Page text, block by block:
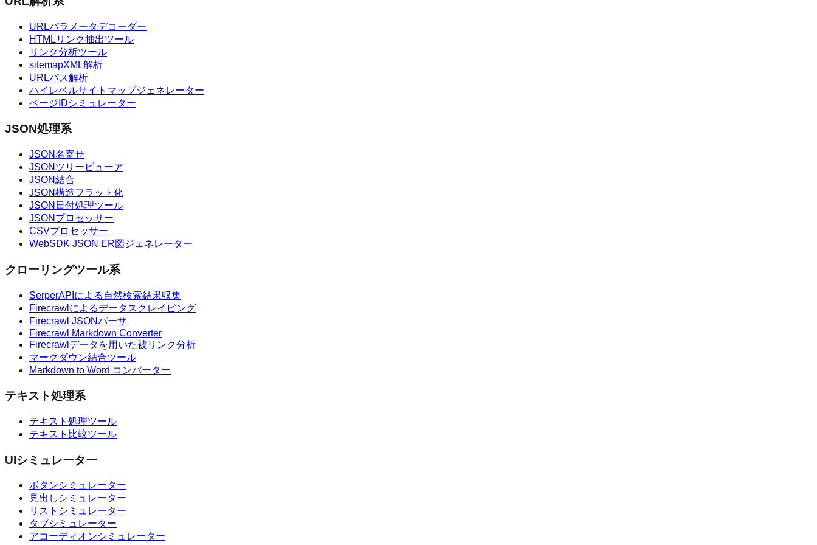
URLパラメータデコーダー
HTMLリンク抽出ツール
リンク分析ツール
sitemapXML解析
URLパス解析
ハイレベルサイトマップジェネレーター
ページIDシミュレーター
JSON処理系
JSON名寄せ
JSONツリービューア
JSON結合
JSON構造フラット化
JSON日付処理ツール
JSONプロセッサー
CSVプロセッサー
WebSDK JSON ER図ジェネレーター
クローリングツール系
SerperAPIによる自然検索結果収集
Firecrawlによるデータスクレイピング
Firecrawl JSONパーサ
Firecrawl Markdown Converter
Firecrawlデータを用いた被リンク分析
マークダウン結合ツール
Markdown to Word コンバーター
テキスト処理系
テキスト処理ツール
テキスト比較ツール
UIシミュレーター
ボタンシミュレーター
見出しシミュレーター
リストシミュレーター
タブシミュレーター
アコーディオンシミュレーター